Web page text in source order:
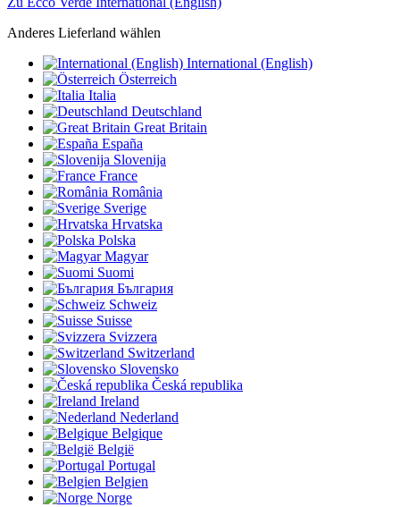
Anderes Lieferland wählen
International (English)
Österreich
Italia
Deutschland
Great Britain
España
Slovenija
France
România
Sverige
Hrvatska
Polska
Magyar
Suomi
България
Schweiz
Suisse
Svizzera
Switzerland
Slovensko
Česká republika
Ireland
Nederland
Belgique
België
Portugal
Belgien
Norge